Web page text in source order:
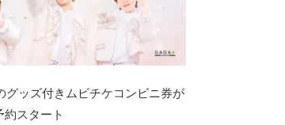
グッズ付きムビチケコンビニ券が
約スタート